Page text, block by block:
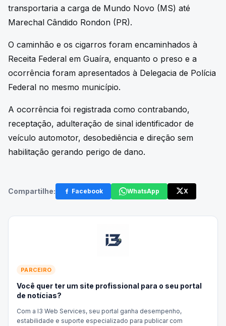
transportaria a carga de Mundo Novo (MS) até
Marechal Cândido Rondon (PR).
O caminhão e os cigarros foram encaminhados à
Receita Federal em Guaíra, enquanto o preso e a
ocorrência foram apresentados à Delegacia de Polícia
Federal no mesmo município.
A ocorrência foi registrada como contrabando,
receptação, adulteração de sinal identificador de
veículo automotor, desobediência e direção sem
habilitação gerando perigo de dano.
Compartilhe: Facebook WhatsApp X
PARCEIRO
Você quer ter um site profissional para o seu portal
de notícias?
Com a I3 Web Services, seu portal ganha desempenho,
estabilidade e suporte especializado para publicar com